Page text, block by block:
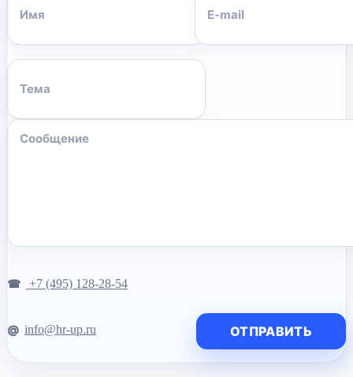
+7 (495) 128-28-54
info@hr-up.ru ОТПРАВИТЬ